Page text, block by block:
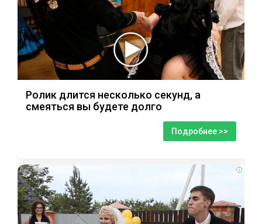
Ролик длится несколько секунд, а
смеяться вы будете долго
Подробнее >>
i